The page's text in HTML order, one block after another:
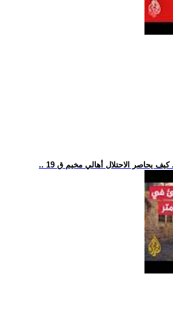
كيف يحاصر الاحتلال أهالي مخيم ق